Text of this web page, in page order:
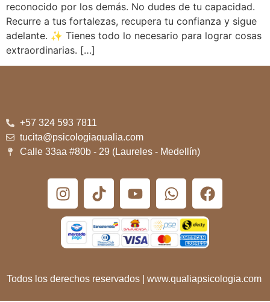
reconocido por los demás. No dudes de tu capacidad.
Recurre a tus fortalezas, recupera tu confianza y sigue
adelante. ✨ Tienes todo lo necesario para lograr cosas
extraordinarias. […]
+57 324 593 7811
tucita@psicologiaqualia.com
Calle 33aa #80b - 29 (Laureles - Medellín)
Todos los derechos reservados | www.qualiapsicologia.com